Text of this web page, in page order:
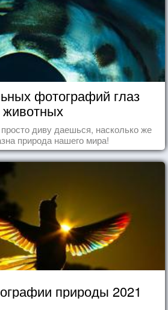
фотографий глаз
животных
диву даешься, насколько же
природа нашего мира!
природы 2021